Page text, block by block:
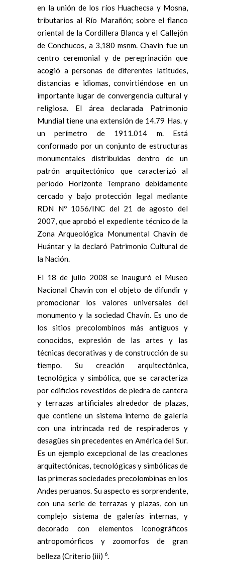
en la unión de los ríos Huachecsa y Mosna,
tributarios al Río Marañón; sobre el flanco
oriental de la Cordillera Blanca y el Callejón
de Conchucos, a 3,180 msnm. Chavín fue un
centro ceremonial y de peregrinación que
acogió a personas de diferentes latitudes,
distancias e idiomas, convirtiéndose en un
importante lugar de convergencia cultural y
religiosa. El área declarada Patrimonio
Mundial tiene una extensión de 14.79 Has. y
un perímetro de 1911.014 m. Está
conformado por un conjunto de estructuras
monumentales distribuidas dentro de un
patrón arquitectónico que caracterizó al
periodo Horizonte Temprano debidamente
cercado y bajo protección legal mediante
RDN Nº 1056/INC del 21 de agosto del
2007, que aprobó el expediente técnico de la
Zona Arqueológica Monumental Chavín de
Huántar y la declaró Patrimonio Cultural de
la Nación.
El 18 de julio 2008 se inauguró el Museo
Nacional Chavín con el objeto de difundir y
promocionar los valores universales del
monumento y la sociedad Chavín. Es uno de
los sitios precolombinos más antiguos y
conocidos, expresión de las artes y las
técnicas decorativas y de construcción de su
tiempo. Su creación arquitectónica,
tecnológica y simbólica, que se caracteriza
por edificios revestidos de piedra de cantera
y terrazas artificiales alrededor de plazas,
que contiene un sistema interno de galería
con una intrincada red de respiraderos y
desagües sin precedentes en América del Sur.
Es un ejemplo excepcional de las creaciones
arquitectónicas, tecnológicas y simbólicas de
las primeras sociedades precolombinas en los
Andes peruanos. Su aspecto es sorprendente,
con una serie de terrazas y plazas, con un
complejo sistema de galerías internas, y
decorado con elementos iconográficos
antropomórficos y zoomorfos de gran
belleza (Criterio (iii) 6